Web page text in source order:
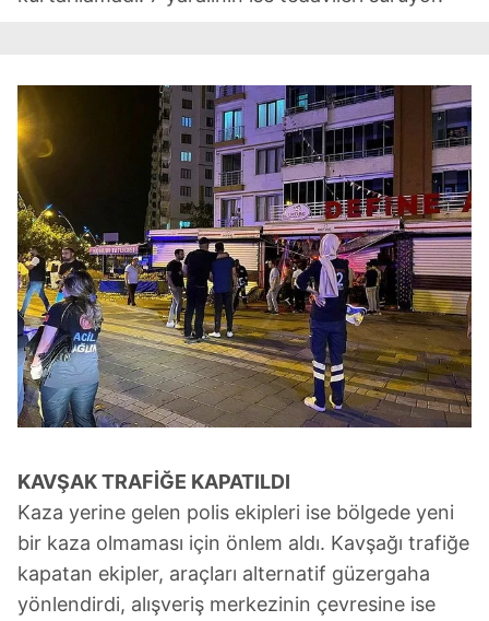
kılınması ve kişiselleştirilmesi ve sizlere yönelik
Çerezlere ilişkin tercihlerinizi aşağıda yer alan panel
vasıtasıyla belirleyebilirsiniz. Çerezlere ilişkin detaylı bilgi
için Ayarlar butonuna tıklayabilir, Çerez Bilgilendirme
Metnimizi
ziyaret edebilirsiniz.
6698 sayılı Kişisel Verilerin Korunması Kanunu uyarınca
hazırlanmış Aydınlatma Metnimizi okumak ve sitemizde
ilgili mevzuata uygun olarak kullanılan çerezlerle ilgili bilgi
almak için lütfentıklayınız.
KAVŞAK TRAFİĞE KAPATILDI
Kaza yerine gelen polis ekipleri ise bölgede yeni
bir kaza olmaması için önlem aldı. Kavşağı trafiğe
kapatan ekipler, araçları alternatif güzergaha
yönlendirdi, alışveriş merkezinin çevresine ise